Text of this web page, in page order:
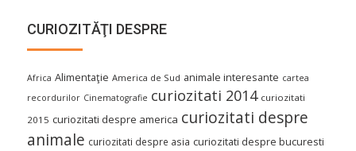
CURIOZITĂŢI DESPRE
Africa Alimentaţie America de Sud animale interesante cartea
recordurilor Cinematografie curiozitati 2014 curiozitati
2015 curiozitati despre america curiozitati despre
animale curiozitati despre asia curiozitati despre bucuresti